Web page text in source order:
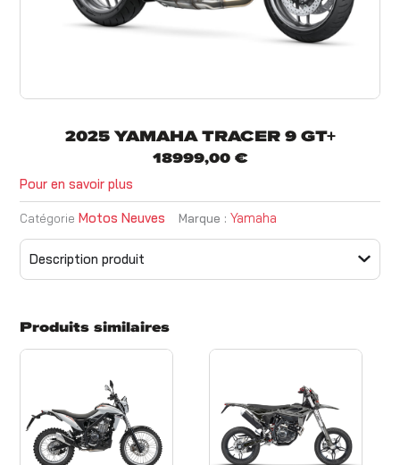
2025 YAMAHA TRACER 9 GT+
18999,00 €
Pour en savoir plus
Catégorie Motos Neuves Marque :Yamaha
Description produit
Produits similaires